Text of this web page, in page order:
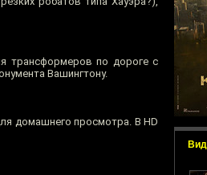
трансформеров по дороге с
Вашингтону.
домашнего просмотра. В HD